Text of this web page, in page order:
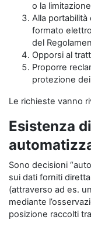
o la
Alla portabilità
formato
del
Opporsi al
Proporre
protezione
Le richieste vanno
Esistenza
Sono decisioni
sui dati forniti
(attraverso ad es.
mediante
posizione raccolti